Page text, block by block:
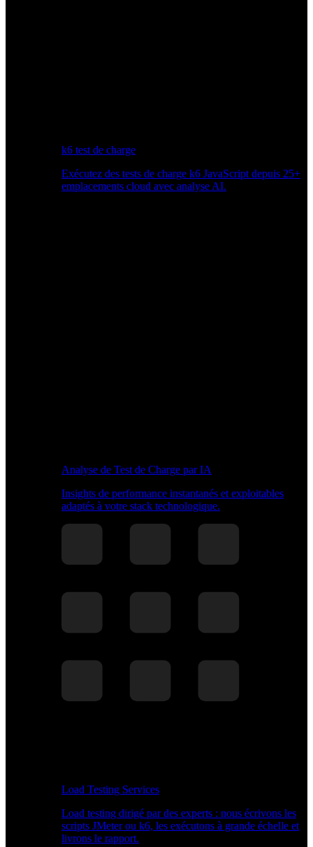
k6 test de charge
Exécutez des tests de charge k6 JavaScript depuis 25+
emplacements cloud avec analyse AI.
Analyse de Test de Charge par IA
Insights de performance instantanés et exploitables
adaptés à votre stack technologique.
Load Testing Services
Load testing dirigé par des experts : nous écrivons les
scripts JMeter ou k6, les exécutons à grande échelle et
livrons le rapport.